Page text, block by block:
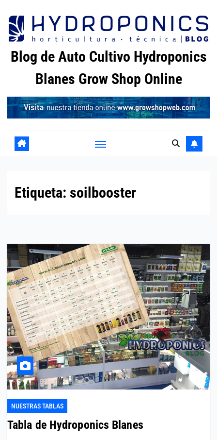
contenido
Blog de Auto Cultivo Hydroponics
Blanes Grow Shop Online
Etiqueta: soilbooster
NUESTRAS TABLAS
Tabla de Hydroponics Blanes